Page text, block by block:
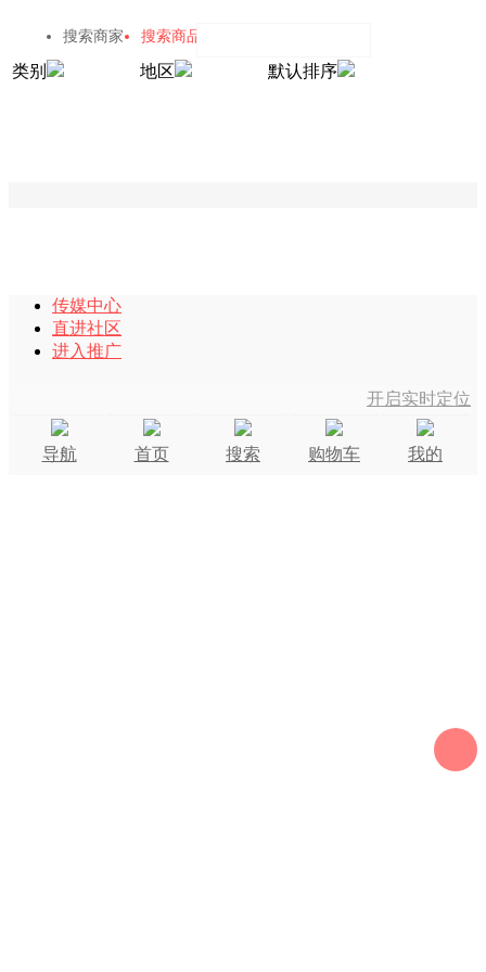
搜索商家 搜索商品
类别 地区 默认排序
传媒中心
直进社区
进入推广
开启实时定位
导航 首页 搜索 购物车 我的